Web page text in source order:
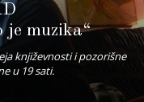
muzika“
književnosti i pozorišne
u 19 sati.